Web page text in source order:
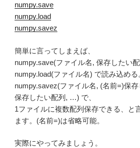
numpy.save
numpy.load
numpy.savez
簡単に言ってしまえば、
numpy.save(ファイル名, 保存したい配
numpy.load(ファイル名) で読み込める
numpy.savez(ファイル名, (名前=)保
保存したい配列, …) で、
1ファイルに複数配列保存できる、と
ます。(名前=)は省略可能。
実際にやってみましょう。